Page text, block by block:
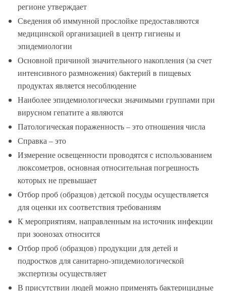
регионе утверждает
Сведения об иммунной прослойке предоставляются
медицинской организацией в центр гигиены и
эпидемиологии
Основной причиной значительного накопления (за счет
интенсивного размножения) бактерий в пищевых
продуктах является несоблюдение
Наиболее эпидемиологически значимыми группами при
вирусном гепатите а являются
Патологическая пораженность – это отношения числа
Справка – это
Измерение освещенности проводятся с использованием
люксометров, основная относительная погрешность
которых не превышает
Отбор проб (образцов) детской посуды осуществляется
для оценки их соответствия требованиям
К мероприятиям, направленным на источник инфекции
при зоонозах относится
Отбор проб (образцов) продукции для детей и
подростков для санитарно-эпидемиологической
экспертизы осуществляет
В присутствии людей можно применять бактерицидные